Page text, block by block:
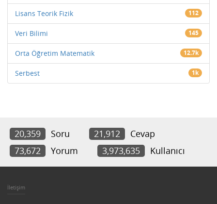
Lisans Teorik Fizik 112
Veri Bilimi 145
Orta Öğretim Matematik 12.7k
Serbest 1k
20,359 Soru 21,912
Cevap
73,672
Yorum 3,973,635 Kullanıcı
İletişim